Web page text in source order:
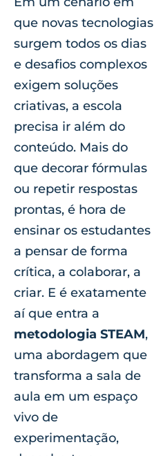
que novas tecnologias
surgem todos os dias
e desafios complexos
exigem soluções
criativas, a escola
precisa ir além do
conteúdo. Mais do
que decorar fórmulas
ou repetir respostas
prontas, é hora de
ensinar os estudantes
a pensar de forma
crítica, a colaborar, a
criar. E é exatamente
aí que entra a
metodologia STEAM,
uma abordagem que
transforma a sala de
aula em um espaço
vivo de
experimentação,